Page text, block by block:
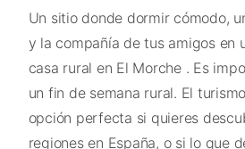
Un sitio donde dormir cómodo,
y la compañía de tus amigos en
casa rural en El Morche . Es
un fin de semana rural. El
opción perfecta si quieres
regiones en España, o si lo que